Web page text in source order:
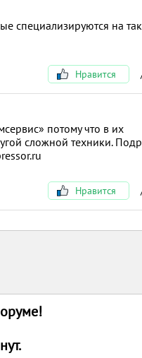
специализируются на
Нравится
потому что в их
сложной техники.
Нравится